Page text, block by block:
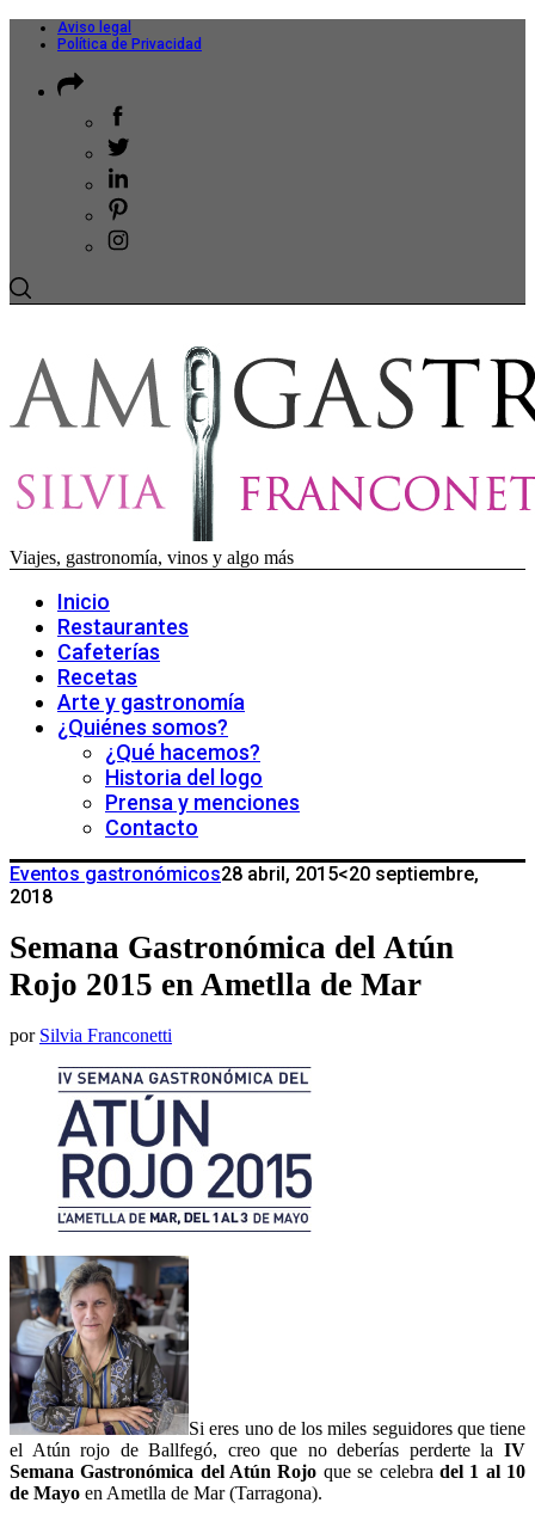
Aviso legal
Política de Privacidad
Viajes, gastronomía, vinos y algo más
Inicio
Restaurantes
Cafeterías
Recetas
Arte y gastronomía
¿Quiénes somos?
¿Qué hacemos?
Historia del logo
Prensa y menciones
Contacto
Eventos gastronómicos28 abril, 2015<20 septiembre,
2018
Semana Gastronómica del Atún
Rojo 2015 en Ametlla de Mar
por Silvia Franconetti
Si eres uno de los miles seguidores que tiene
el Atún rojo de Ballfegó, creo que no deberías perderte la IV
Semana Gastronómica del Atún Rojo que se celebra del 1 al 10
de Mayo en Ametlla de Mar (Tarragona).